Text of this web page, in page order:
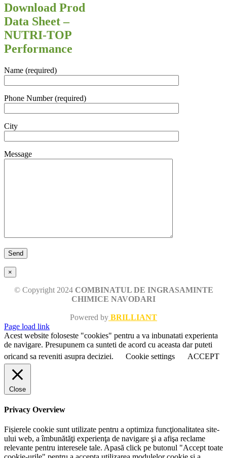
Download Prod
Data Sheet –
NUTRI-TOP
Performance
Name (required)
Phone Number (required)
City
Message
×
© Copyright 2024 COMBINATUL DE INGRASAMINTE
CHIMICE NAVODARI
Powered by BRILLIANT
Page load link
Acest website foloseste "cookies" pentru a va inbunatati experienta
de navigare. Presupunem ca sunteti de acord cu aceasta dar puteti
oricand sa reveniti asupra deciziei.
Cookie settings ACCEPT
Close
Privacy Overview
Fișierele cookie sunt utilizate pentru a optimiza funcţionalitatea site-
ului web, a îmbunătăţi experienţa de navigare şi a afişa reclame
relevante pentru interesele tale. Apasă click pe butonul "Accept toate